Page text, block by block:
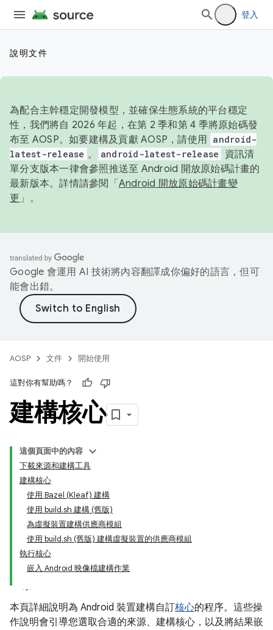
登入
說明文件
為配合主幹穩定開發模型，並確保生態系統的平台穩定
性，我們將自 2026 年起，在第 2 季和第 4 季將原始碼發
布至 AOSP。如要建構及貢獻 AOSP，請使用 android-
latest-release 。 android-latest-release
資訊清
單分支版本一律會參照推送至 Android 開放原始碼計畫的
最新版本。詳情請參閱「 Android 開放原始碼計畫變
更 」。
Google 會運用 AI 技術將內容翻譯成你偏好的語言，但可
能會出錯。
AOSP 文件 開始使用
這對你有幫助嗎？
建構核心
這個頁面中的內容
下載來源和建構工具
建構核心
使用 Bazel (Kleaf) 建構
使用 build.sh 建構 (舊版)
為虛擬裝置建構供應商模組
使用 build.sh (舊版) 建構虛擬裝置的供應商模組
執行核心
嵌入 Android 映像檔建構作業
本頁詳細說明為 Android 裝置建構自訂核心的程序。這些操
作說明會引導您選取合適的來源、建構核心，以及將結果嵌